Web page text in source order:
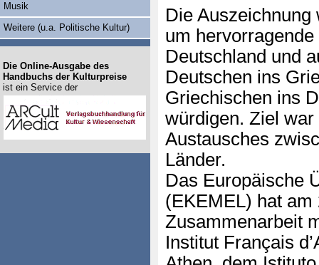
Die Auszeichnung
um
Deutschland und
Deutschen ins
Griechischen ins
würdigen. Ziel
Austausches
Länder.
Das Europäische
(EKEMEL) hat am
Zusammenarbeit
Institut Français
Musik
Weitere (u.a. Politische Kultur)
Die Online-Ausgabe des
Handbuchs der Kulturpreise
ist ein Service der